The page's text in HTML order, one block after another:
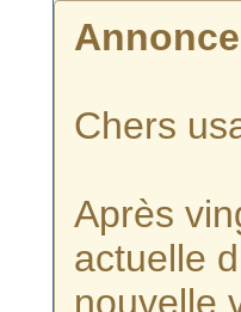
Annonce
Chers
Après
actuelle
nouvelle